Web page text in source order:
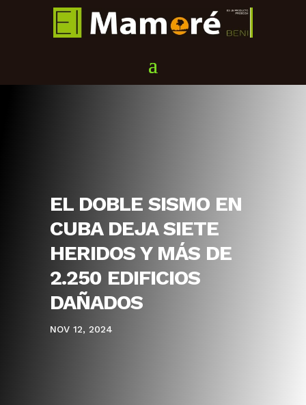
EL DOBLE SISMO EN
CUBA DEJA SIETE
HERIDOS Y MÁS DE
2.250 EDIFICIOS
DAÑADOS
NOV 12, 2024